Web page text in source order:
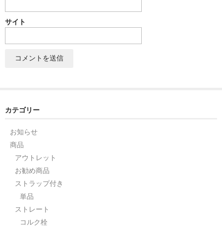
アウトレット
お問い合わせ
サイト
カテゴリー
お知らせ
商品
アウトレット
お勧め商品
ストラップ付き
単品
ストレート
コルク栓